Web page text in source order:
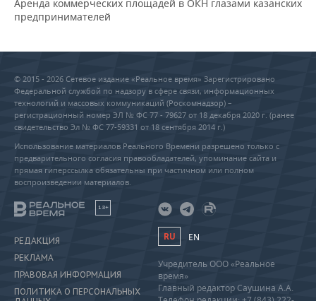
Аренда коммерческих площадей в ОКН глазами казанских
предпринимателей
© 2015 - 2026 Сетевое издание «Реальное время» Зарегистрировано
Федеральной службой по надзору в сфере связи, информационных
технологий и массовых коммуникаций (Роскомнадзор) –
регистрационный номер ЭЛ № ФС 77 - 79627 от 18 декабря 2020 г. (ранее
свидетельство Эл № ФС 77-59331 от 18 сентября 2014 г.)
Использование материалов Реального Времени разрешено только с
предварительного согласия правообладателей, упоминание сайта и
прямая гиперссылка обязательны при частичном или полном
воспроизведении материалов.
18+
РЕДАКЦИЯ
РЕКЛАМА
ПРАВОВАЯ ИНФОРМАЦИЯ
ПОЛИТИКА О ПЕРСОНАЛЬНЫХ
RU EN
Учредитель ООО «Реальное
время»
Главный редактор Саушина А.А.